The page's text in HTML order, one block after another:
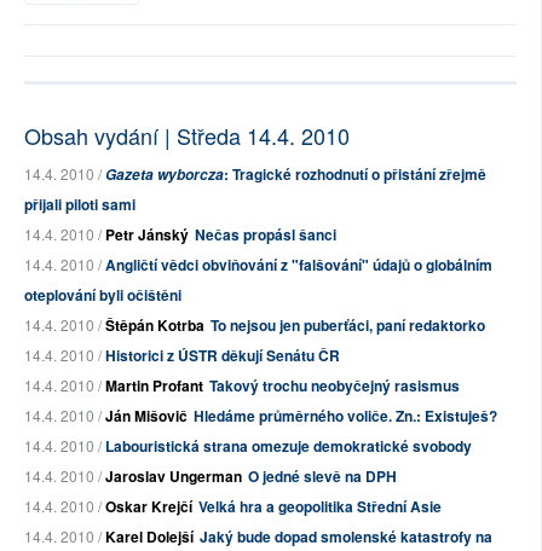
Obsah vydání | Středa 14.4. 2010
14.4. 2010 /Gazeta wyborcza: Tragické rozhodnutí o přistání zřejmě
přijali piloti sami
14.4. 2010 /Petr Jánský Nečas propásl šanci
14.4. 2010 /Angličtí vědci obviňování z "falšování" údajů o globálním
oteplování byli očištěni
14.4. 2010 /Štěpán Kotrba To nejsou jen puberťáci, paní redaktorko
14.4. 2010 /Historici z ÚSTR děkují Senátu ČR
14.4. 2010 /Martin Profant Takový trochu neobyčejný rasismus
14.4. 2010 /Ján Mišovič Hledáme průměrného voliče. Zn.: Existuješ?
14.4. 2010 /Labouristická strana omezuje demokratické svobody
14.4. 2010 /Jaroslav Ungerman O jedné slevě na DPH
14.4. 2010 /Oskar Krejčí Velká hra a geopolitika Střední Asie
14.4. 2010 /Karel Dolejší Jaký bude dopad smolenské katastrofy na